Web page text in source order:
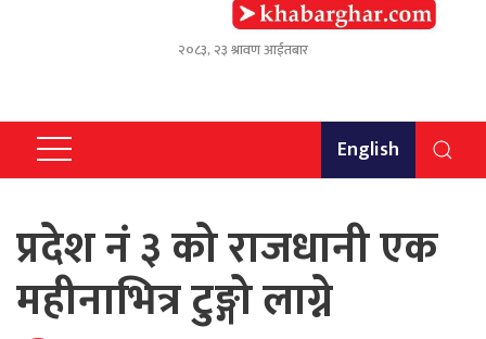
२०८३, २३ श्रावण आईतबार
English
प्रदेश नं ३ को राजधानी एक
महीनाभित्र टुङ्गो लाग्ने